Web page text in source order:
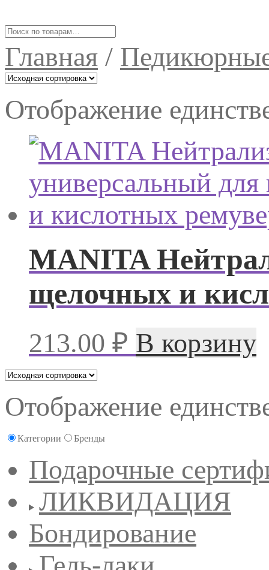
Главная /
Отображение
MANITA
щелочных и
213.00 ₽ В корзину
Отображение
Категории Бренды
Подарочные
ЛИКВИДАЦИЯ
Бондирование